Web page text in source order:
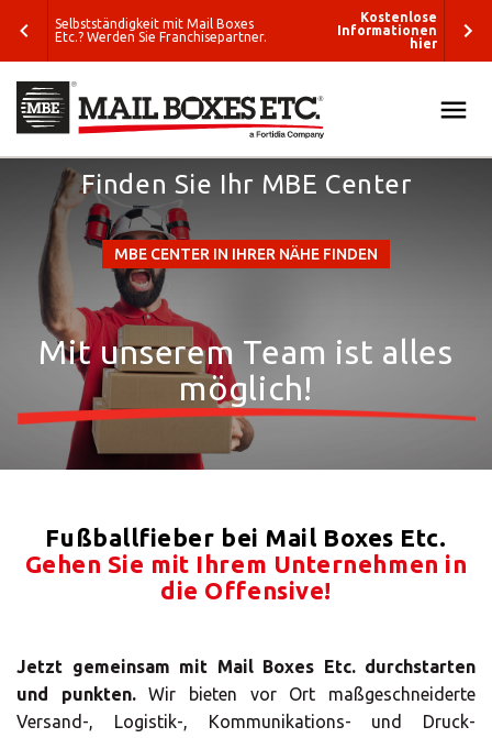
Selbstständigkeit mit Mail Boxes
Etc.? Werden Sie Franchisepartner.
Kostenlose
Informationen
hier
VERPACKUNG & VERSAND
E-COMMERCE & LOGISTIK
GRAFIK & DRUCK
ETC.
SUCHEN
LÖSUNGEN
Was wollen Sie
verschicken?
Wohin wollen
Sie versenden?
Verpackungslösungen
Business-
Lösungen
LÖSUNGEN
ALLE
LÖSUNGEN
Finden Sie Ihr MBE Center
MBE CENTER IN IHRER NÄHE FINDEN
Mit unserem Team ist alles
möglich!
Fußballfieber bei Mail Boxes Etc.
Gehen Sie mit Ihrem Unternehmen in
die Offensive!
Jetzt gemeinsam mit Mail Boxes Etc. durchstarten
und punkten.Wir bieten vor Ort maßgeschneiderte
Versand-, Logistik-, Kommunikations- und Druck-